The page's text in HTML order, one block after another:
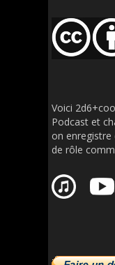
Voici
Podcast et
on
de rôle